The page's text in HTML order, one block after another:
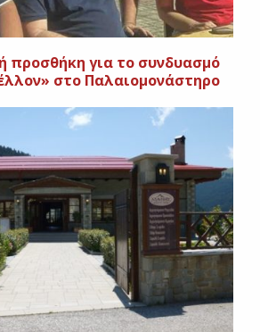
προσθήκη για το συνδυασμό
στο Παλαιομονάστηρο